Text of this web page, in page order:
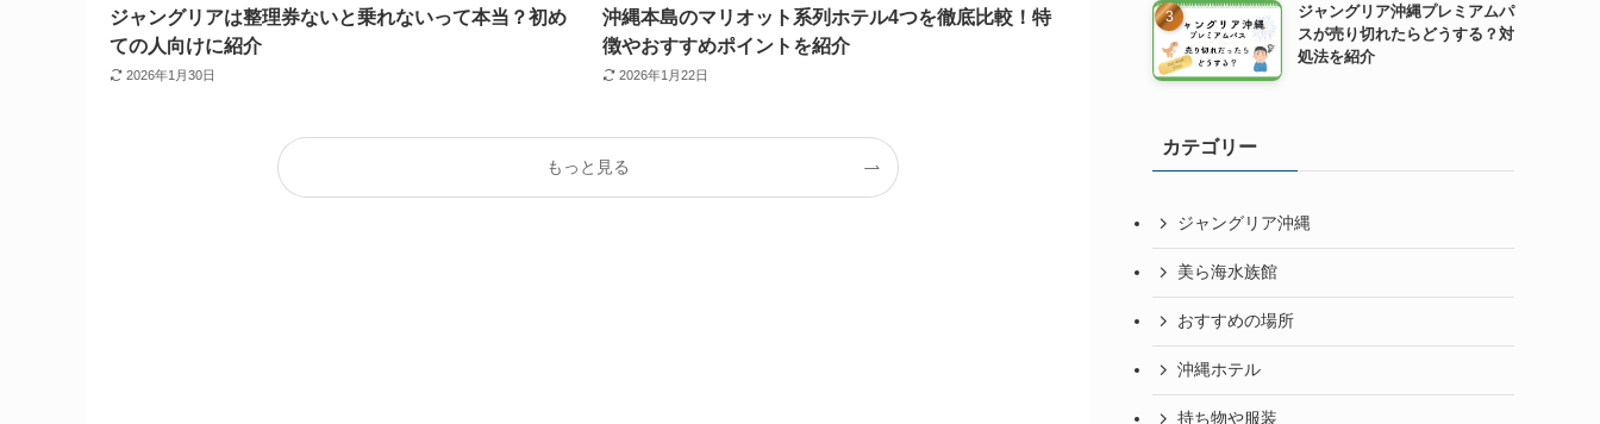
ジャングリアは整理券ないと乗れないって本当？初め
ての人向けに紹介
2026年1月30日
沖縄本島のマリオット系列ホテル4つを徹底比較！特
徴やおすすめポイントを紹介
2026年1月22日
もっと見る
ジャングリア沖縄プレミアムパ
スが売り切れたらどうする？対
処法を紹介
カテゴリー
ジャングリア沖縄
美ら海水族館
おすすめの場所
沖縄ホテル
持ち物や服装